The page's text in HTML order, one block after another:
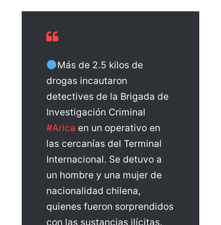
Más de 2.5 kilos de
drogas incautaron
detectives de la Brigada de
Investigación Criminal
#Arica en un operativo en
las cercanías del Terminal
Internacional. Se detuvo a
un hombre y una mujer de
nacionalidad chilena,
quienes fueron sorprendidos
con las sustancias ilícitas.